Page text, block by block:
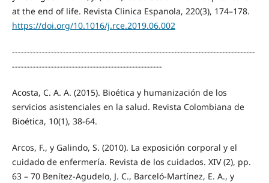
at the end of life. Revista Clinica Espanola, 220(3), 174–178.
https://doi.org/10.1016/j.rce.2019.06.002
---------------------------------------------------------------------------------
--------------------------------------------------
Acosta, C. A. A. (2015). Bioética y humanización de los
servicios asistenciales en la salud. Revista Colombiana de
Bioética, 10(1), 38-64.
Arcos, F., y Galindo, S. (2010). La exposición corporal y el
cuidado de enfermería. Revista de los cuidados. XIV (2), pp.
63 – 70 Benítez-Agudelo, J. C., Barceló-Martínez, E. A., y